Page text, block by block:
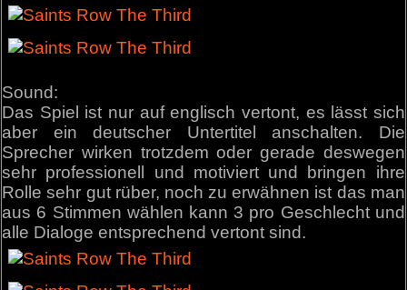
Sound:
Das Spiel ist nur auf englisch vertont, es lässt sich
aber ein deutscher Untertitel anschalten. Die
Sprecher wirken trotzdem oder gerade deswegen
sehr professionell und motiviert und bringen ihre
Rolle sehr gut rüber, noch zu erwähnen ist das man
aus 6 Stimmen wählen kann 3 pro Geschlecht und
alle Dialoge entsprechend vertont sind.